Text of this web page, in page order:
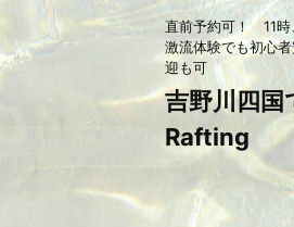
直前予約可！ 11時
激流体験でも初心
迎も可
吉野川四
Rafting